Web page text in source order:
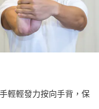
輕輕發力按向手背，保